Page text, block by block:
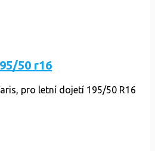
50 r16
pro letní dojetí 195/50 R16